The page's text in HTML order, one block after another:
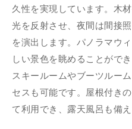
久性を実現しています。木
光を反射させ、夜間は間接
を演出します。パノラマウ
しい景色を眺めることがで
スキールームやブーツルー
セスも可能です。屋根付き
て利用でき、露天風呂も備え